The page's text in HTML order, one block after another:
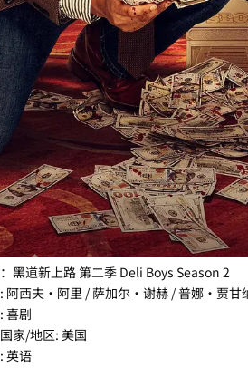
黑道新上路 第二季 Deli Boys Season 2
阿西夫·阿里 / 萨加尔·谢赫 / 普娜·贾甘
喜剧
家/地区: 美国
英语